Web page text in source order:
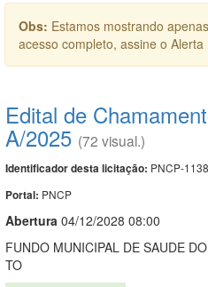
Obs: Estamos mostrando
acesso completo, assine o Alerta
Edital de
A/2025 (72 visual.)
Identificador desta licitação: PNCP-
Portal: PNCP
Abertura 04/12/2028 08:00
FUNDO MUNICIPAL DE SAUDE
TO